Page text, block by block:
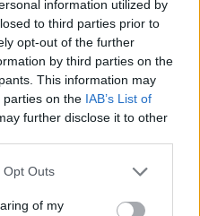
information utilized by
to third parties prior to
opt-out of the further
by third parties on the
This information may
parties on the IAB’s List of
further disclose it to other
uses one or more Google
behaviour. You may click to
Opt Outs
of my
αντίχειρα προμηνύει